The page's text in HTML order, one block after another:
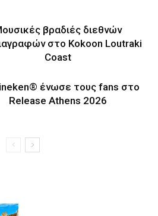
βραδιές διεθνών
στο Kokoon Loutraki
Coast
ένωσε τους fans στο
Release Athens 2026